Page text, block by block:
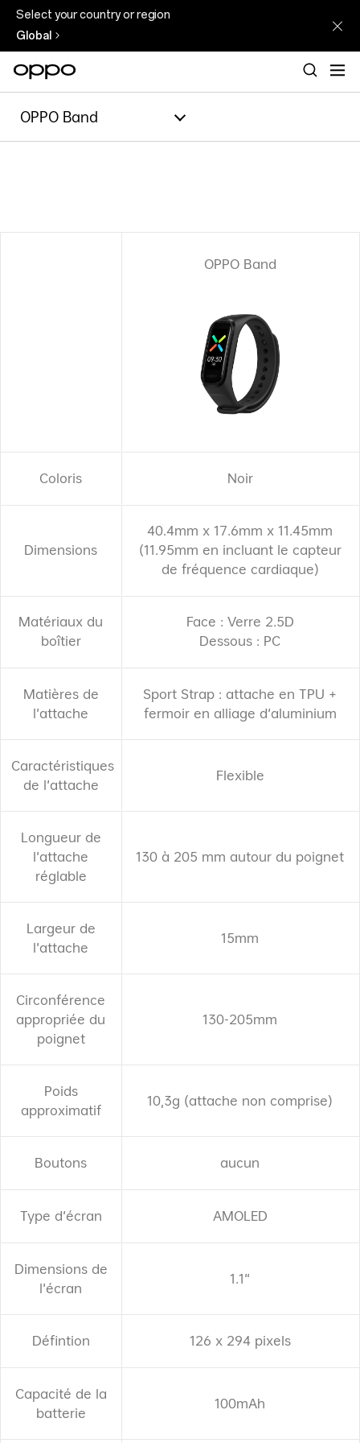
Select your country or region
Global
OPPO Band
OPPO Band
Coloris Noir
Dimensions
40.4mm x 17.6mm x 11.45mm
(11.95mm en incluant le capteur
de fréquence cardiaque)
Matériaux du
boîtier
Face : Verre 2.5D
Dessous : PC
Matières de
l'attache
Sport Strap : attache en TPU +
fermoir en alliage d'aluminium
Caractéristiques
de l'attache
Flexible
Longueur de
l'attache
réglable
130 à 205 mm autour du poignet
Largeur de
l'attache
15mm
Circonférence
appropriée du
poignet
130-205mm
Poids
approximatif
10,3g (attache non comprise)
Boutons aucun
Type d'écran AMOLED
Dimensions de
l'écran
1.1"
Défintion 126 x 294 pixels
Capacité de la
batterie
100mAh